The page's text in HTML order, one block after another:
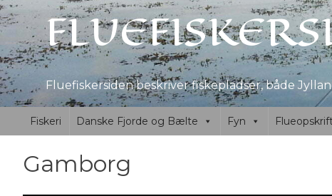
Skip to
content
Fluefiskersiden beskriver fiskepladser, både
Fiskeri Danske Fjorde og Bælte Fyn
Gamborg